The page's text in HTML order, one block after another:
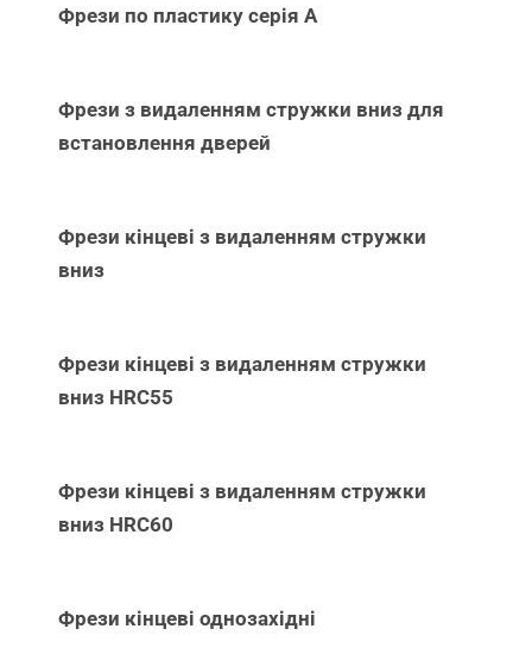
Фрези по пластику серія А
Фрези з видаленням стружки вниз для
встановлення дверей
Фрези кінцеві з видаленням стружки
вниз
Фрези кінцеві з видаленням стружки
вниз НRC55
Фрези кінцеві з видаленням стружки
вниз НRC60
Фрези кінцеві однозахідні